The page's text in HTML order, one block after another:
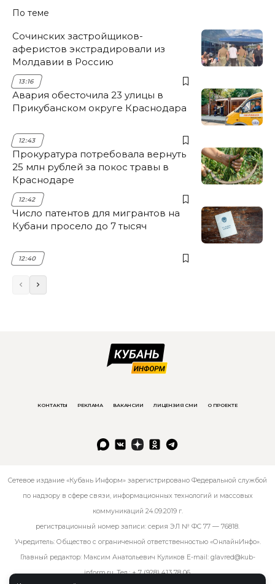
По теме
Сочинских застройщиков-
аферистов экстрадировали из
Молдавии в Россию
13:16
Авария обесточила 23 улицы в
Прикубанском округе Краснодара
12:43
Прокуратура потребовала вернуть
25 млн рублей за покос травы в
Краснодаре
12:42
Число патентов для мигрантов на
Кубани просело до 7 тысяч
12:40
КОНТАКТЫ РЕКЛАМА ВАКАНСИИ ЛИЦЕНЗИЯ СМИ О ПРОЕКТЕ
Сетевое издание «Кубань Информ» зарегистрировано Федеральной службой
по надзору в сфере связи, информационных технологий и массовых
коммуникаций 24.09.2019 г.
регистрационный номер записи: серия ЭЛ № ФС 77 — 76818.
Учредитель: Общество с ограниченной ответственностью «ОнлайнИнфо».
Главный редактор: Максим Анатольевич Куликов E-mail: glavred@kub-
inform.ru. Тел.:+ 7 (928) 413 78 06.